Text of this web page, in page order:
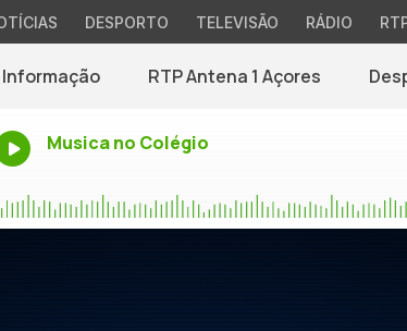
DESPORTO TELEVISÃO RÁDIO
Informação RTP Antena 1 Açores
Musica no Colégio